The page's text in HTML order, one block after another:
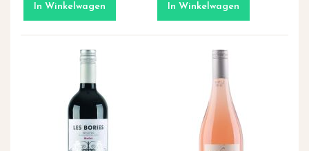
In Winkelwagen In Winkelwagen